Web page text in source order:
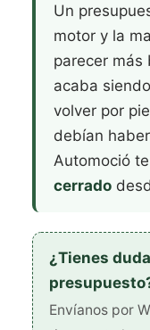
Un
motor y la
parecer más
acaba
volver por
debían
Automoció
cerrado
¿Tienes
Envíanos por